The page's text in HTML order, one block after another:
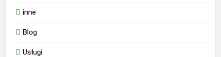
inne
Blog
Usługi